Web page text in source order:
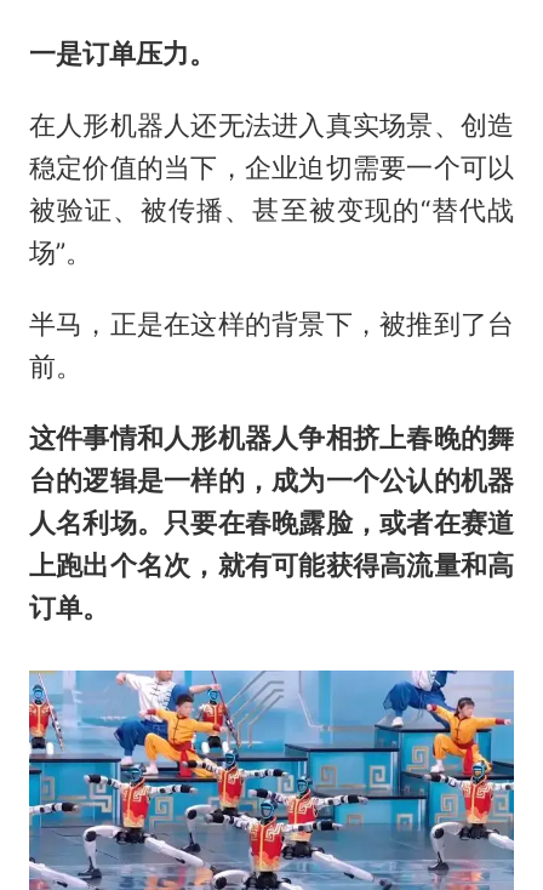
一是订单压力。
在人形机器人还无法进入真实场景、创造
稳定价值的当下，企业迫切需要一个可以
被验证、被传播、甚至被变现的“替代战
场”。
半马，正是在这样的背景下，被推到了台
前。
这件事情和人形机器人争相挤上春晚的舞
台的逻辑是一样的，成为一个公认的机器
人名利场。只要在春晚露脸，或者在赛道
上跑出个名次，就有可能获得高流量和高
订单。